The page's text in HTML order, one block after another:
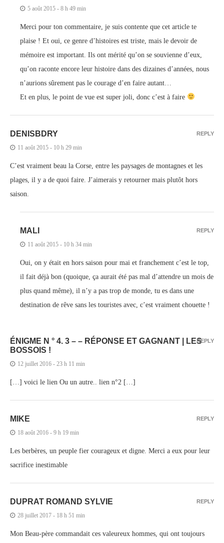
5 août 2015 - 8 h 49 min
Merci pour ton commentaire, je suis contente que cet article te
plaise ! Et oui, ce genre d’histoires est triste, mais le devoir de
mémoire est important. Ils ont mérité qu’on se souvienne d’eux,
qu’on raconte encore leur histoire dans des dizaines d’années, nous
n’aurions sûrement pas le courage d’en faire autant…
Et en plus, le point de vue est super joli, donc c’est à faire
DENISBDRY
11 août 2015 - 10 h 29 min
C’est vraiment beau la Corse, entre les paysages de montagnes et les
plages, il y a de quoi faire. J’aimerais y retourner mais plutôt hors
saison.
REPLY
MALI
11 août 2015 - 10 h 34 min
Oui, on y était en hors saison pour mai et franchement c’est le top,
il fait déjà bon (quoique, ça aurait été pas mal d’attendre un mois de
plus quand même), il n’y a pas trop de monde, tu es dans une
destination de rêve sans les touristes avec, c’est vraiment chouette !
REPLY
ÉNIGME N ° 4. 3 – – RÉPONSE ET GAGNANT | LES
BOSSOIS !
12 juillet 2016 - 23 h 11 min
[…] voici le lien Ou un autre.. lien n°2 […]
REPLY
MIKE
18 août 2016 - 9 h 19 min
Les berbères, un peuple fier courageux et digne. Merci a eux pour leur
sacrifice inestimable
REPLY
DUPRAT ROMAND SYLVIE
28 juillet 2017 - 18 h 51 min
Mon Beau-père commandait ces valeureux hommes, qui ont toujours
REPLY